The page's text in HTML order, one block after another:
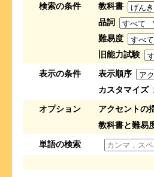
検索の条件 教科書
品詞
難易度
旧能力試験
表示の条件
表示順序
カスタマイズ
オプション
アクセントの
教科書と難易
単語の検索